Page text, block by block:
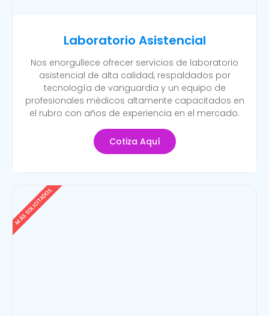
Laboratorio Asistencial
Nos enorgullece ofrecer servicios de laboratorio
asistencial de alta calidad, respaldados por
tecnología de vanguardia y un equipo de
profesionales médicos altamente capacitados en
el rubro con años de experiencia en el mercado.
Cotiza Aquí
MÁS SOLICITADOS